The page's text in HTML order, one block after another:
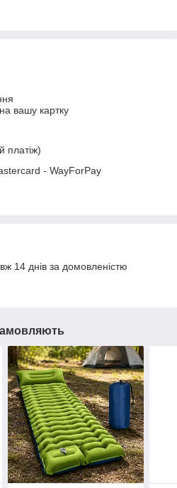
вашу картку
платіж)
- WayForPay
14 днів за домовленістю